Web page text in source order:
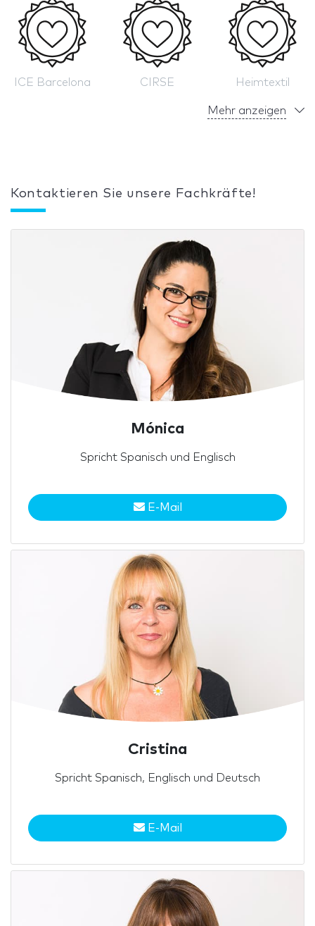
ICE Barcelona CIRSE Heimtextil
Mehr anzeigen
Kontaktieren Sie unsere Fachkräfte!
Mónica
Spricht Spanisch und Englisch
E-Mail
Cristina
Spricht Spanisch, Englisch und Deutsch
E-Mail